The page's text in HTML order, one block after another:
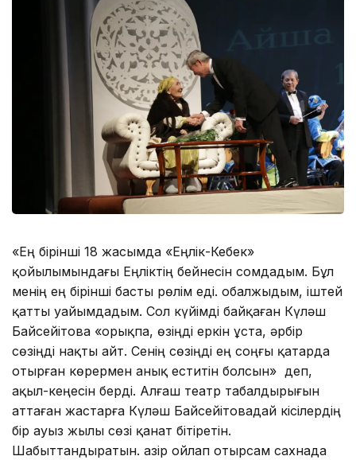
«Ең бірінші 18 жасымда «Еңлік-Кебек»
қойылымындағы Еңліктің бейнесін сомдадым. Бұл
менің ең бірінші басты рөлім еді. Қобалжыдым, іштей
қатты уайымдадым. Сол күйімді байқаған Күләш
Байсейітова «Қорықпа, өзіңді еркін ұста, әрбір
сөзіңді нақты айт. Сенің сөзіңді ең соңғы қатарда
отырған көрермен анық еститін болсын» деп,
ақыл-кеңесін берді. Алғаш театр табалдырығын
аттаған жастарға Күләш Байсейітовадай кісілердің
бір ауыз жылы сөзі қанат бітіретін.
Шабыттандыратын. Қазір ойлап отырсам сахнада